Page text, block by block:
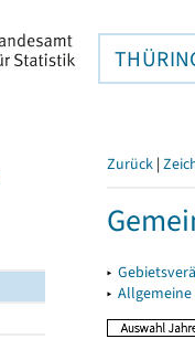
Zurück |
▸
▸